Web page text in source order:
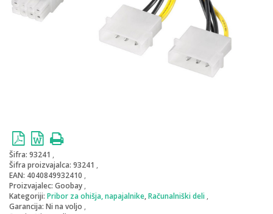
Šifra: 93241
Šifra proizvajalca: 93241
EAN: 4040849932410
Proizvajalec: Goobay
Kategoriji: Pribor za ohišja, napajalnike,Računalniški deli
Garancija: Ni na voljo